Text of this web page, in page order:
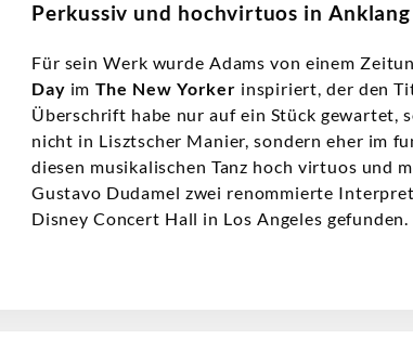
Perkussiv und hochvirtuos in
Für sein Werk wurde Adams von einem
Day im The New Yorker inspiriert, der den
Überschrift habe nur auf ein Stück gewartet,
nicht in Lisztscher Manier, sondern eher im
diesen musikalischen Tanz hoch virtuos und
Gustavo Dudamel zwei renommierte
Disney Concert Hall in Los Angeles gefunden.